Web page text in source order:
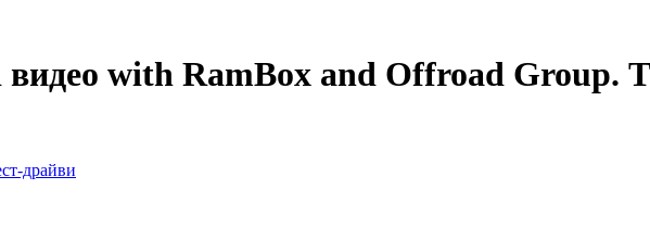
with RamBox and Offroad Group.
драйви